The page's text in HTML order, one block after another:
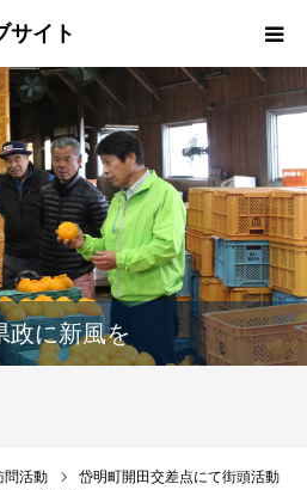
政に新風を
問活動
岱明町開田交差点にて街頭活動